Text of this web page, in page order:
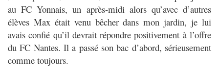
au FC Yonnais, un après-midi alors qu’avec d’autres
élèves Max était venu bêcher dans mon jardin, je lui
avais confié qu’il devrait répondre positivement à l’offre
du FC Nantes. Il a passé son bac d’abord, sérieusement
comme toujours.